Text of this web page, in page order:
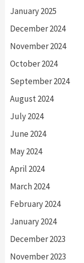
January 2025
December 2024
November 2024
October 2024
September 2024
August 2024
July 2024
June 2024
May 2024
April 2024
March 2024
February 2024
January 2024
December 2023
November 2023